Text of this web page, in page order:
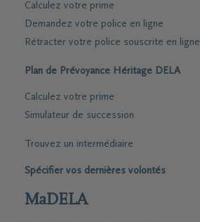
Calculez votre prime
Demandez votre police en ligne
Rétracter votre police souscrite en ligne
Plan de Prévoyance Héritage DELA
Calculez votre prime
Simulateur de succession
Trouvez un intermédiaire
Spécifier vos dernières volontés
MaDELA